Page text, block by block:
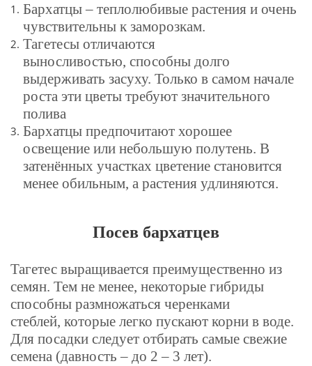
Бархатцы – теплолюбивые растения и очень
чувствительны к заморозкам.
Тагетесы отличаются
выносливостью, способны долго
выдерживать засуху. Только в самом начале
роста эти цветы требуют значительного
полива
Бархатцы предпочитают хорошее
освещение или небольшую полутень. В
затенённых участках цветение становится
менее обильным, а растения удлиняются.
Посев бархатцев
Тагетес выращивается преимущественно из
семян. Тем не менее, некоторые гибриды
способны размножаться черенками
стеблей, которые легко пускают корни в воде.
Для посадки следует отбирать самые свежие
семена (давность – до 2 – 3 лет).